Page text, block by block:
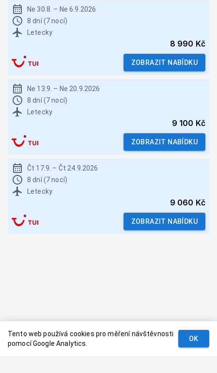
Ne 30.8. – Ne 6.9.2026
8 dní (7 nocí)
Letecky
8 990 Kč
ZOBRAZIT NABÍDKU
Ne 13.9. – Ne 20.9.2026
8 dní (7 nocí)
Letecky
9 100 Kč
ZOBRAZIT NABÍDKU
Čt 17.9. – Čt 24.9.2026
8 dní (7 nocí)
Letecky
9 060 Kč
ZOBRAZIT NABÍDKU
Tento web používá cookies pro měření návštěvnosti
pomocí Google Analytics.
OK